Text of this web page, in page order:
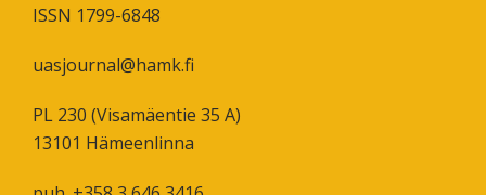
ISSN 1799-6848
uasjournal@hamk.fi
PL 230 (Visamäentie 35 A)
13101 Hämeenlinna